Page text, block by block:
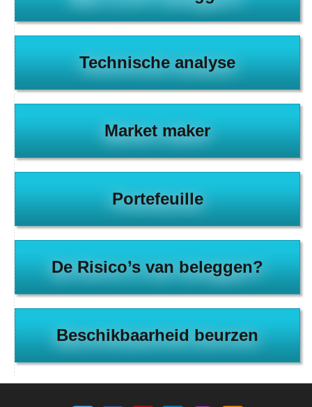
Technische analyse
Market maker
Portefeuille
De Risico’s van beleggen?
Beschikbaarheid beurzen